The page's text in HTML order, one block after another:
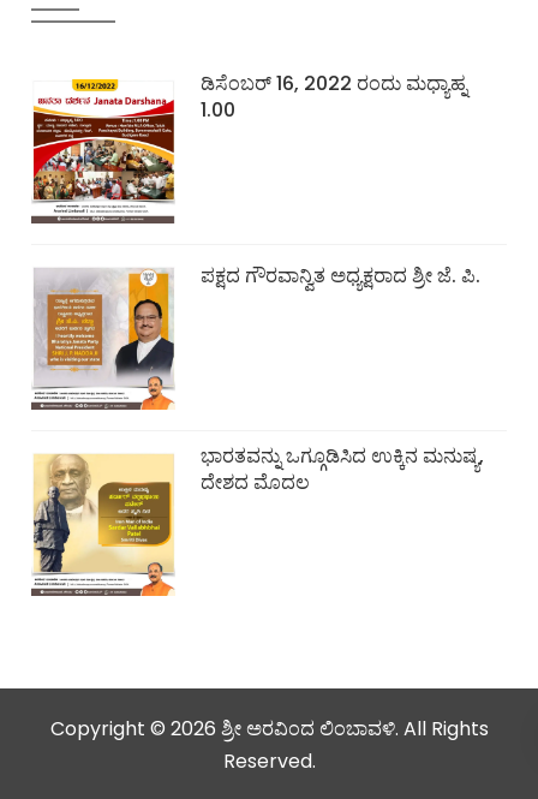
ಡಿಸೆಂಬರ್ 16, 2022 ರಂದು ಮಧ್ಯಾಹ್ನ
1.00
ಪಕ್ಷದ ಗೌರವಾನ್ವಿತ ಅಧ್ಯಕ್ಷರಾದ ಶ್ರೀ ಜೆ. ಪಿ.
ಭಾರತವನ್ನು ಒಗ್ಗೂಡಿಸಿದ ಉಕ್ಕಿನ ಮನುಷ್ಯ,
ದೇಶದ ಮೊದಲ
Copyright © 2026 ಶ್ರೀ ಅರವಿಂದ ಲಿಂಬಾವಳಿ. All Rights
Reserved.